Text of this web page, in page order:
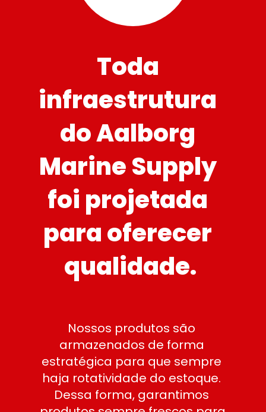
Toda
infraestrutura
do Aalborg
Marine Supply
foi projetada
para oferecer
qualidade.
Nossos produtos são
armazenados de forma
estratégica para que sempre
haja rotatividade do estoque.
Dessa forma, garantimos